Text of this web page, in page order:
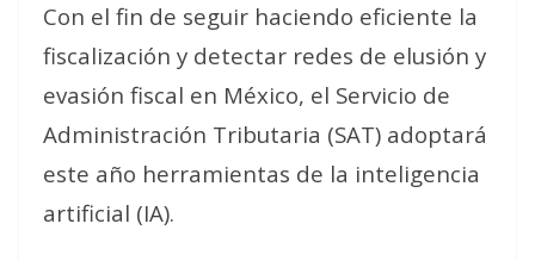
Con el fin de seguir haciendo eficiente la
fiscalización y detectar redes de elusión y
evasión fiscal en México, el Servicio de
Administración Tributaria (SAT) adoptará
este año herramientas de la inteligencia
artificial (IA).